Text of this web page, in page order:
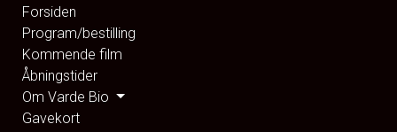
Forsiden
Program/bestilling
Kommende film
Åbningstider
Om Varde Bio
Gavekort